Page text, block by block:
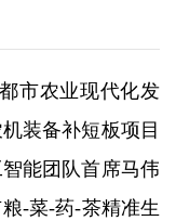
市农业现代化发
装备补短板项目
能团队首席马伟
-菜-药-茶精准生